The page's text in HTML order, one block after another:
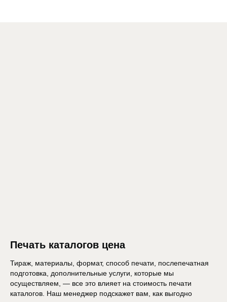
Печать каталогов цена
Тираж, материалы, формат, способ печати, послепечатная
подготовка, дополнительные услуги, которые мы
осуществляем, — все это влияет на стоимость печати
каталогов. Наш менеджер подскажет вам, как выгодно